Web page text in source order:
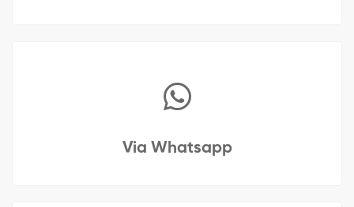
Via Whatsapp